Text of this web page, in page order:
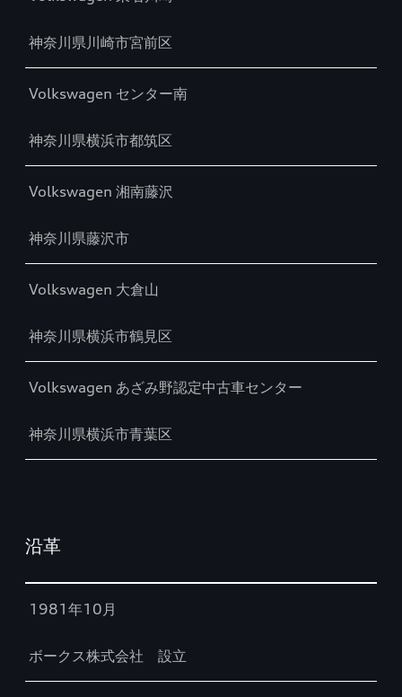
神奈川県川崎市宮前区
Volkswagen センター南
神奈川県横浜市都筑区
Volkswagen 湘南藤沢
神奈川県藤沢市
Volkswagen 大倉山
神奈川県横浜市鶴見区
Volkswagen あざみ野認定中古車センター
神奈川県横浜市青葉区
沿革
1981年10月
ボークス株式会社 設立